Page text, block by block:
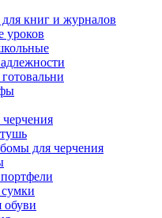
книг и журналов
уроков
для черчения